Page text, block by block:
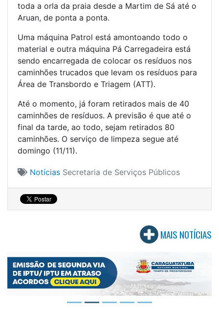
toda a orla da praia desde a Martim de Sá até o
Aruan, de ponta a ponta.
Uma máquina Patrol está amontoando todo o
material e outra máquina Pá Carregadeira está
sendo encarregada de colocar os resíduos nos
caminhões trucados que levam os resíduos para
Área de Transbordo e Triagem (ATT).
Até o momento, já foram retirados mais de 40
caminhões de resíduos. A previsão é que até o
final da tarde, ao todo, sejam retirados 80
caminhões. O serviço de limpeza segue até
domingo (11/11).
Notícias Secretaria de Serviços Públicos
MAIS NOTÍCIAS